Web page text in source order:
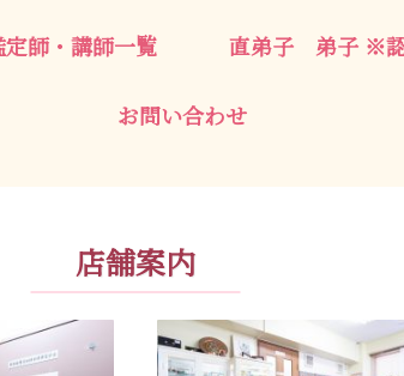
定師・講師一覧 直弟子 弟子 ※
お問い合わせ
店舗案内